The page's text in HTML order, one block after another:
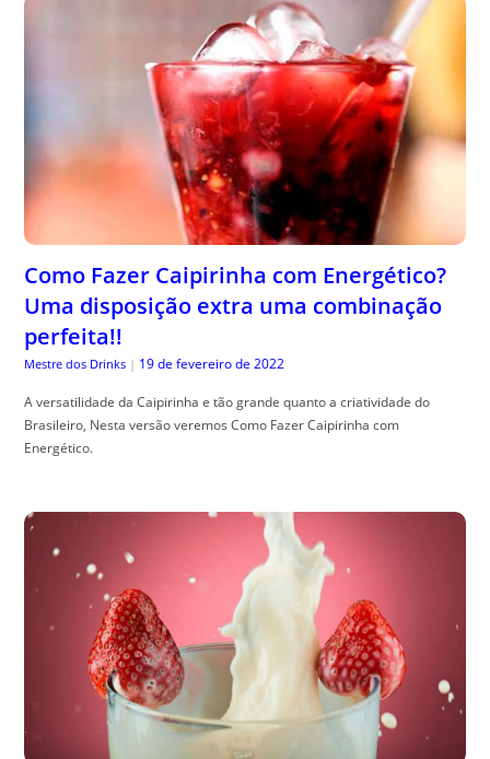
Como Fazer Caipirinha com Energético?
Uma disposição extra uma combinação
perfeita!!
Mestre dos Drinks | 19 de fevereiro de 2022
A versatilidade da Caipirinha e tão grande quanto a criatividade do
Brasileiro, Nesta versão veremos Como Fazer Caipirinha com
Energético.